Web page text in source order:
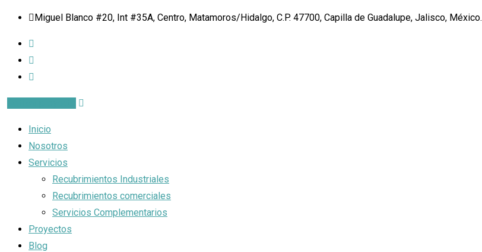
Miguel Blanco #20, Int #35A, Centro, Matamoros/Hidalgo, C.P. 47700, Capilla de Guadalupe, Jalisco, México.
Inicio
Nosotros
Servicios
Recubrimientos Industriales
Recubrimientos comerciales
Servicios Complementarios
Proyectos
Blog